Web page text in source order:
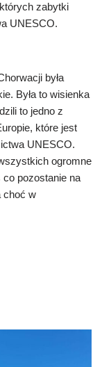
zabytki
UNESCO.
była
Była to wisienka
to jedno z
które jest
UNESCO.
ogromne
pozostanie na
choć w